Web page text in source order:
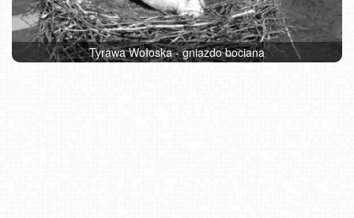
Tyrawa Wołoska - gniazdo bociana